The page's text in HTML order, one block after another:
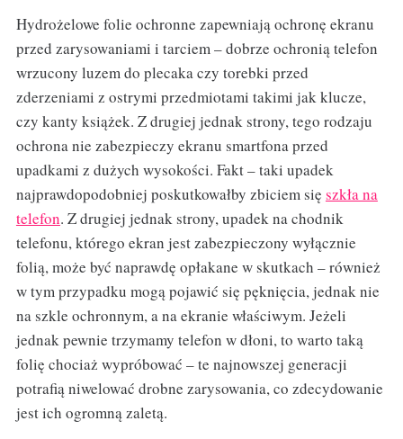
Hydrożelowe folie ochronne zapewniają ochronę ekranu
przed zarysowaniami i tarciem – dobrze ochronią telefon
wrzucony luzem do plecaka czy torebki przed
zderzeniami z ostrymi przedmiotami takimi jak klucze,
czy kanty książek. Z drugiej jednak strony, tego rodzaju
ochrona nie zabezpieczy ekranu smartfona przed
upadkami z dużych wysokości. Fakt – taki upadek
najprawdopodobniej poskutkowałby zbiciem się szkła na
telefon. Z drugiej jednak strony, upadek na chodnik
telefonu, którego ekran jest zabezpieczony wyłącznie
folią, może być naprawdę opłakane w skutkach – również
w tym przypadku mogą pojawić się pęknięcia, jednak nie
na szkle ochronnym, a na ekranie właściwym. Jeżeli
jednak pewnie trzymamy telefon w dłoni, to warto taką
folię chociaż wypróbować – te najnowszej generacji
potrafią niwelować drobne zarysowania, co zdecydowanie
jest ich ogromną zaletą.